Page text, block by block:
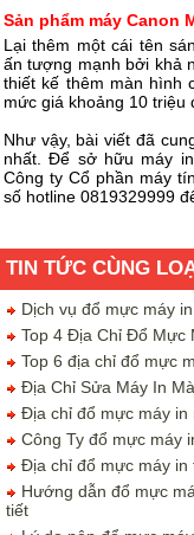
Sản phẩm máy Canon
Lại thêm một cái tên
ấn tượng mạnh bởi khả
thiết kế thêm màn hình
mức giá khoảng 10 triệu
Như vậy, bài viết đã
nhất. Để sở hữu máy
Công ty Cổ phần máy
số hotline 0819329999
TIN TỨC CÙNG
Dịch vụ đổ mực máy
Top 4 Địa Chỉ Đổ Mực
Top 6 địa chỉ đổ mực
Địa Chỉ Sửa Máy In
Địa chỉ đổ mực máy in
Công Ty đổ mực máy
Địa chỉ đổ mực máy in
Hướng dẫn đổ mực
tiết